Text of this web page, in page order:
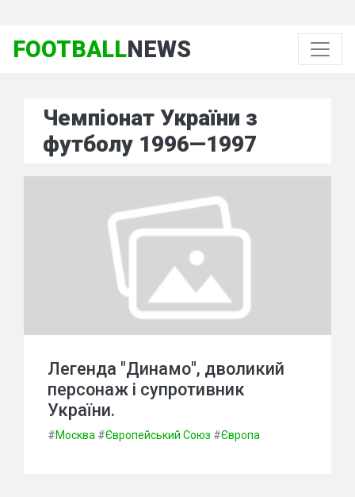
FOOTBALLNEWS
Чемпіонат України з
футболу 1996—1997
Легенда "Динамо", дволикий
персонаж і супротивник
України.
#Москва #Європейський Союз #Європа